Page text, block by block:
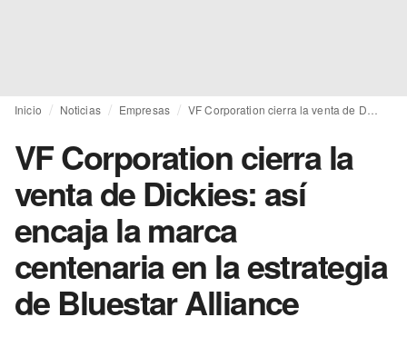
Inicio Noticias Empresas
VF Corporation cierra la
venta de Dickies: así
encaja la marca
centenaria en la estrategia
de Bluestar Alliance